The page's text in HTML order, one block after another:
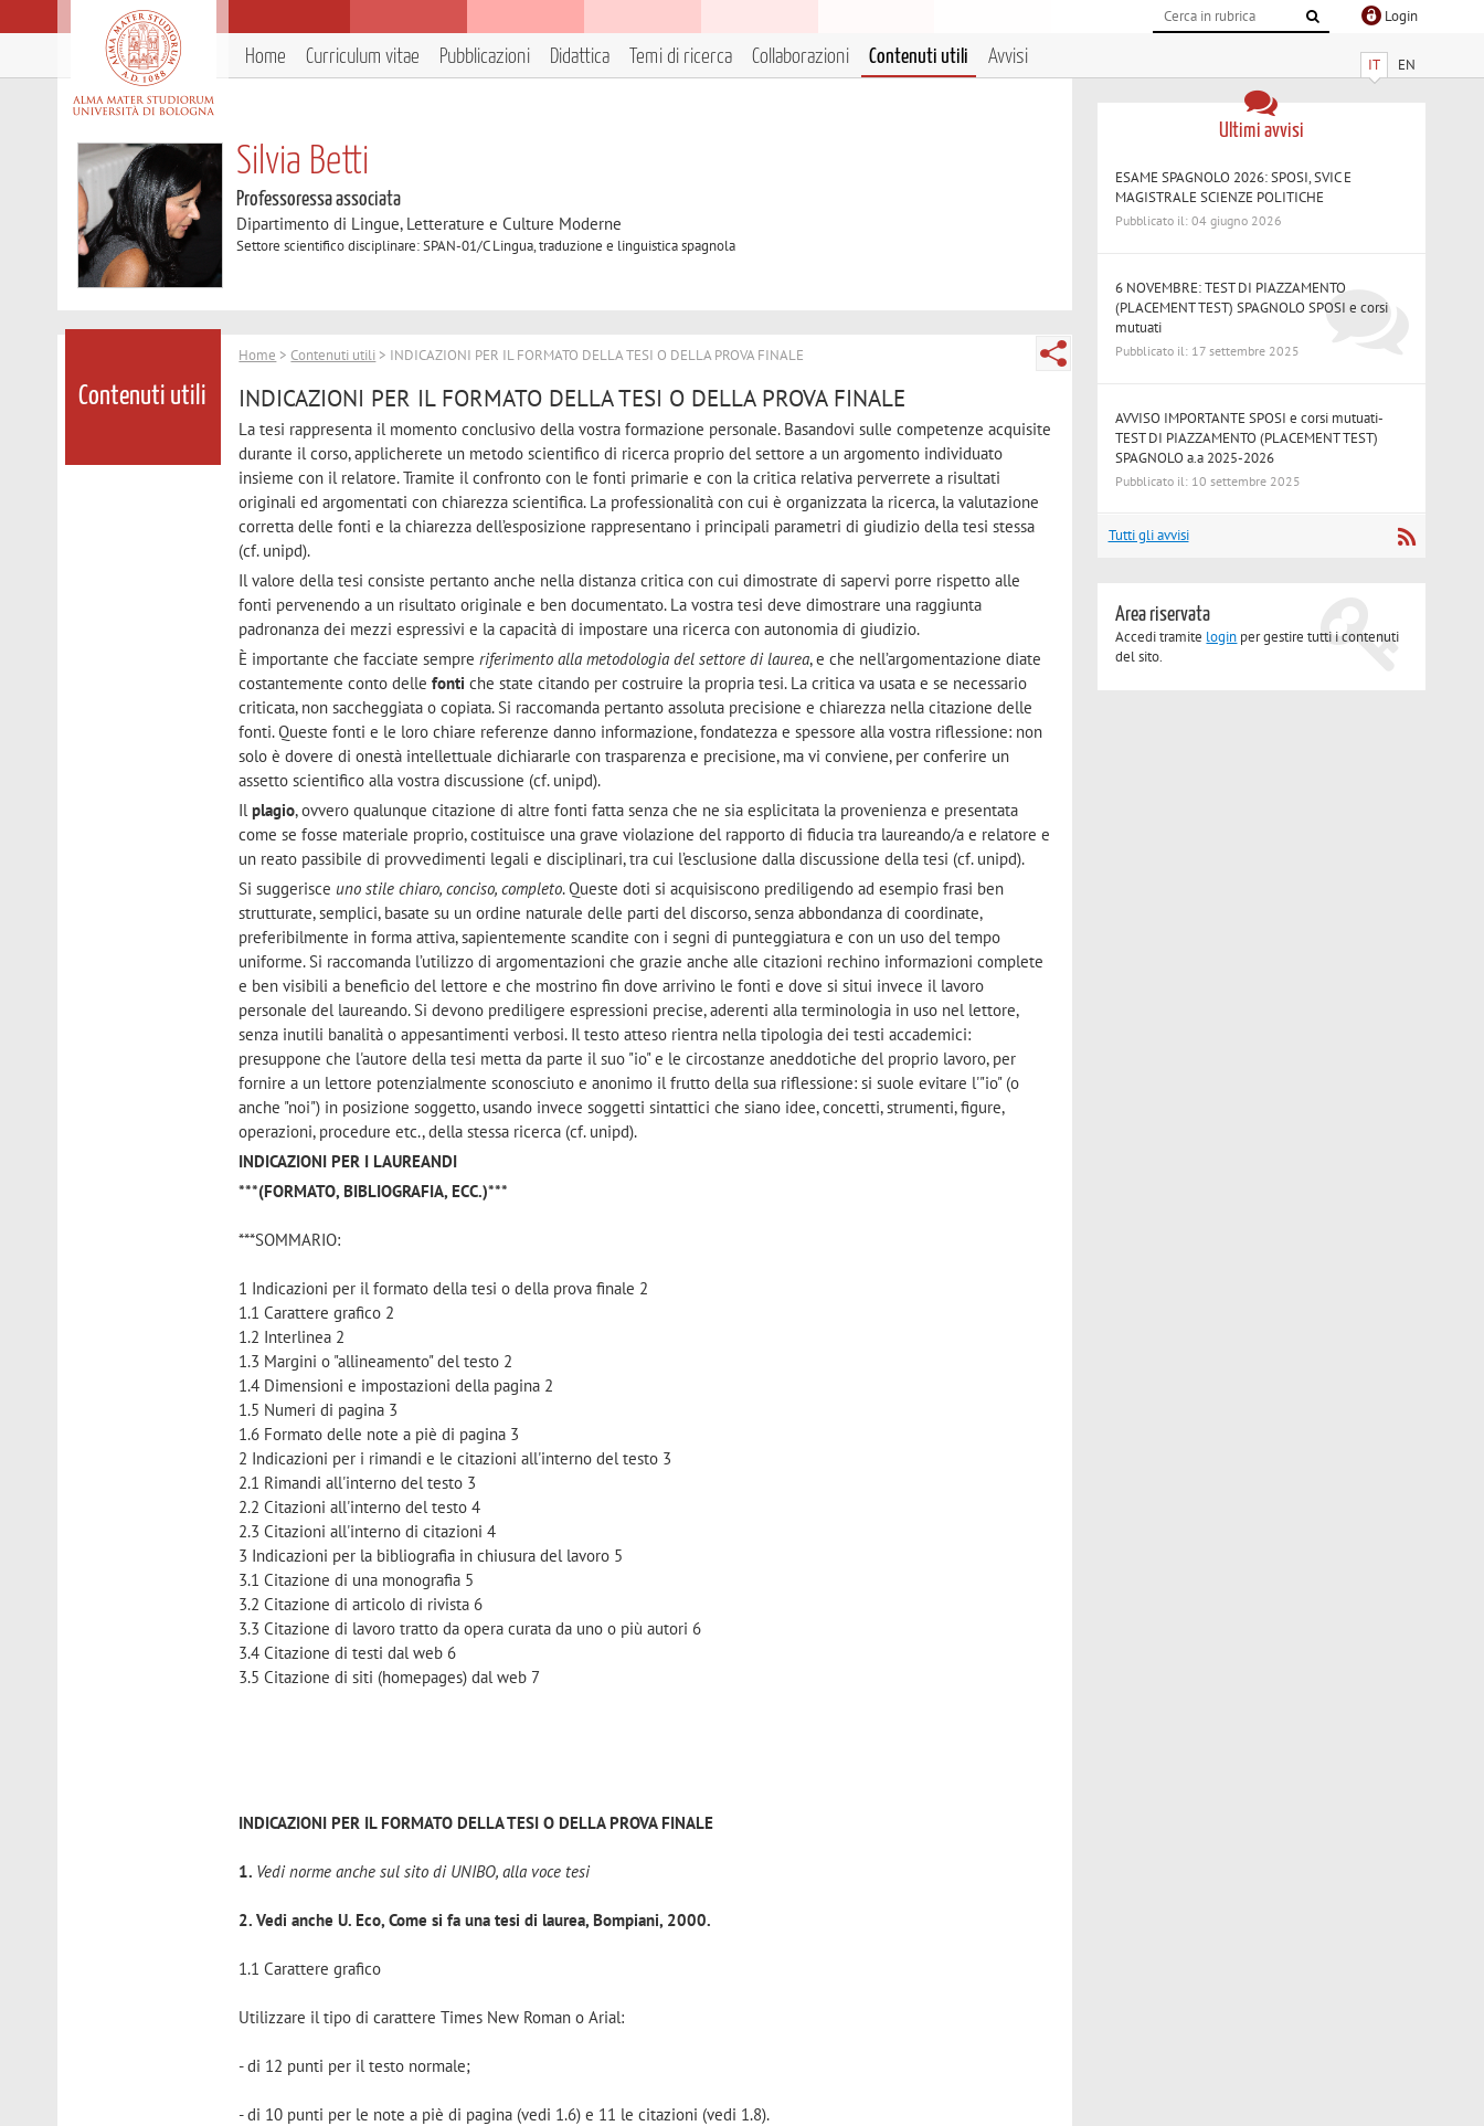
Login
IT EN
Home Curriculum vitae Pubblicazioni Didattica Temi di ricerca Collaborazioni Contenuti utili Avvisi
Silvia Betti
Professoressa associata
Dipartimento di Lingue, Letterature e Culture Moderne
Settore scientifico disciplinare: SPAN-01/C Lingua, traduzione e linguistica spagnola
Contenuti utili
Home >Contenuti utili > INDICAZIONI PER IL FORMATO DELLA TESI O DELLA PROVA FINALE
INDICAZIONI PER IL FORMATO DELLA TESI O DELLA PROVA FINALE
La tesi rappresenta il momento conclusivo della vostra forma­zione personale. Basandovi sulle competenze acquisite
durante il corso, applicherete un metodo scientifico di ricerca proprio del settore a un argomento individuato
insieme con il relatore. Tramite il confronto con le fonti primarie e con la critica relativa perverrete a risultati
originali ed argomentati con chiarezza scientifica. La professio­nalità con cui è organizzata la ricerca, la valutazione
corretta delle fonti e la chiarezza dell’esposizione rappresentano i principali parametri di giudizio della tesi stessa
(cf. unipd).
Il valore della tesi consiste pertanto anche nella distanza critica con cui dimo­strate di sapervi porre rispetto alle
fonti pervenendo a un risultato originale e ben docu­mentato. La vostra tesi deve dimostrare una raggiunta
padronanza dei mezzi espressivi e la capacità di impostare una ricerca con autonomia di giudizio.
È importante che facciate sempreriferimento alla metodologia del settore di laurea, e che nell’argomentazione diate
costantemente conto dellefontiche state citando per costruire la propria tesi. La critica va usata e se necessario
criticata, non saccheg­giata o copiata. Si raccomanda pertanto assoluta precisione e chiarezza nella citazione delle
fonti. Queste fonti e le loro chiare referenze danno informazione, fondatezza e spessore alla vostra riflessione: non
solo è dovere di onestà intellettuale dichiararle con trasparenza e precisione, ma vi conviene, per conferire un
assetto scientifico alla vostra discussione (cf. unipd).
Ilplagio, ovvero qualunque citazione di altre fonti fatta senza che ne sia esplici­tata la provenienza e presentata
come se fosse materiale proprio, costituisce una grave violazione del rapporto di fiducia tra laureando/a e relatore e
un reato passibile di provvedimenti legali e disciplinari, tra cui l’esclusione dalla discussione della tesi (cf. unipd).
Si suggerisce uno stile chiaro, conciso, completo. Queste doti si acquisiscono prediligendo ad esempio frasi ben
strutturate, semplici, basate su un ordine naturale delle parti del discorso, senza abbondanza di coordinate,
preferibilmente in forma attiva, sapientemente scandite con i segni di punteggiatura e con un uso del tempo
uniforme. Si raccomanda l’utilizzo di argomentazioni che grazie anche alle cita­zioni rechino informazioni complete
e ben visibili a beneficio del lettore e che mostrino fin dove arrivino le fonti e dove si situi invece il lavoro
personale del laureando. Si devono prediligere espressioni precise, aderenti alla terminologia in uso nel lettore,
senza inutili banalità o appesantimenti verbosi. Il testo atteso rientra nella tipologia dei testi accademici:
presuppone che l'autore della tesi metta da parte il suo "io" e le circostanze aneddotiche del proprio lavoro, per
fornire a un lettore potenzialmente sconosciuto e anonimo il frutto della sua riflessione: si suole evitare l'"io" (o
anche "noi") in posizione soggetto, usando invece soggetti sintattici che siano idee, concetti, strumenti, figure,
operazioni, procedure etc., della stessa ricerca (cf. unipd).
INDICAZIONI PER I LAUREANDI
***(FORMATO, BIBLIOGRAFIA, ECC.)***
***SOMMARIO:
1 Indicazioni per il formato della tesi o della prova finale 2
1.1 Carattere grafico 2
1.2 Interlinea 2
1.3 Margini o "allineamento" del testo 2
1.4 Dimensioni e impostazioni della pagina 2
1.5 Numeri di pagina 3
1.6 Formato delle note a piè di pagina 3
2 Indicazioni per i rimandi e le citazioni all'interno del testo 3
2.1 Rimandi all'interno del testo 3
2.2 Citazioni all'interno del testo 4
2.3 Citazioni all'interno di citazioni 4
3 Indicazioni per la bibliografia in chiusura del lavoro 5
3.1 Citazione di una monografia 5
3.2 Citazione di articolo di rivista 6
3.3 Citazione di lavoro tratto da opera curata da uno o più autori 6
3.4 Citazione di testi dal web 6
3.5 Citazione di siti (homepages) dal web 7
INDICAZIONI PER IL FORMATO DELLA TESI O DELLA PROVA FINALE
1. Vedi norme anche sul sito di UNIBO, alla voce tesi
2. Vedi anche U. Eco, Come si fa una tesi di laurea, Bompiani, 2000.
1.1 Carattere grafico
Utilizzare il tipo di carattere Times New Roman o Arial:
- di 12 punti per il testo normale;
- di 10 punti per le note a piè di pagina (vedi 1.6) e 11 le citazioni (vedi 1.8).
Ultimi avvisi
ESAME SPAGNOLO 2026: SPOSI, SVIC E
MAGISTRALE SCIENZE POLITICHE
Pubblicato il: 04 giugno 2026
6 NOVEMBRE: TEST DI PIAZZAMENTO
(PLACEMENT TEST) SPAGNOLO SPOSI e corsi
mutuati
Pubblicato il: 17 settembre 2025
AVVISO IMPORTANTE SPOSI e corsi mutuati-
TEST DI PIAZZAMENTO (PLACEMENT TEST)
SPAGNOLO a.a 2025-2026
Pubblicato il: 10 settembre 2025
Tutti gli avvisi
Area riservata
Accedi tramite login per gestire tutti i contenuti
del sito.